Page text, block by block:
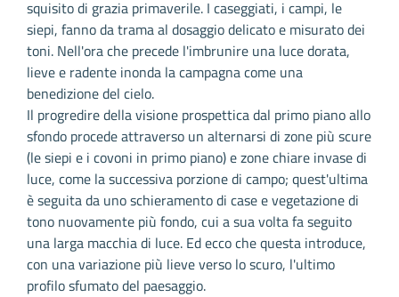
squisito di grazia primaverile. I caseggiati, i campi, le
siepi, fanno da trama al dosaggio delicato e misurato dei
toni. Nell'ora che precede l'imbrunire una luce dorata,
lieve e radente inonda la campagna come una
benedizione del cielo.
Il progredire della visione prospettica dal primo piano allo
sfondo procede attraverso un alternarsi di zone più scure
(le siepi e i covoni in primo piano) e zone chiare invase di
luce, come la successiva porzione di campo; quest'ultima
è seguita da uno schieramento di case e vegetazione di
tono nuovamente più fondo, cui a sua volta fa seguito
una larga macchia di luce. Ed ecco che questa introduce,
con una variazione più lieve verso lo scuro, l'ultimo
profilo sfumato del paesaggio.